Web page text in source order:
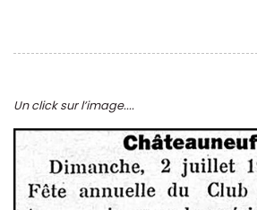
Un click sur l’image....